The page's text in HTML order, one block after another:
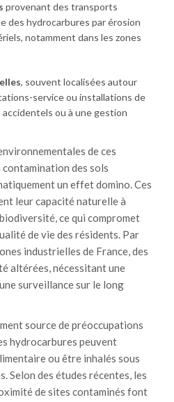
provenant des transports
des hydrocarbures par érosion
notamment dans les zones
, souvent localisées autour
service ou installations de
ou à une gestion
de ces
des sols
un effet domino. Ces
leur capacité naturelle à
ce qui compromet
de vie des résidents. Par
industrielles de France, des
altérées, nécessitant une
surveillance sur le long
source de préoccupations
hydrocarbures peuvent
ou être inhalés sous
Selon des études récentes, les
de sites contaminés font